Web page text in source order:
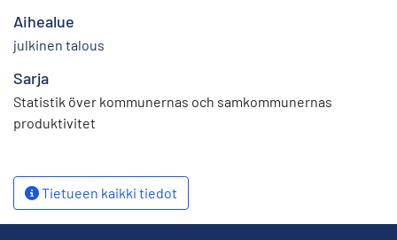
Aihealue
julkinen talous
Sarja
Statistik över kommunernas och samkommunernas
produktivitet
Tietueen kaikki tiedot